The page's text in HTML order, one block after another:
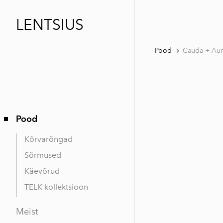
LENTSIUS
Pood
Kõrvarõngad
Sõrmused
Käevõrud
TELK kollektsioon
Meist
Pood Cauda +